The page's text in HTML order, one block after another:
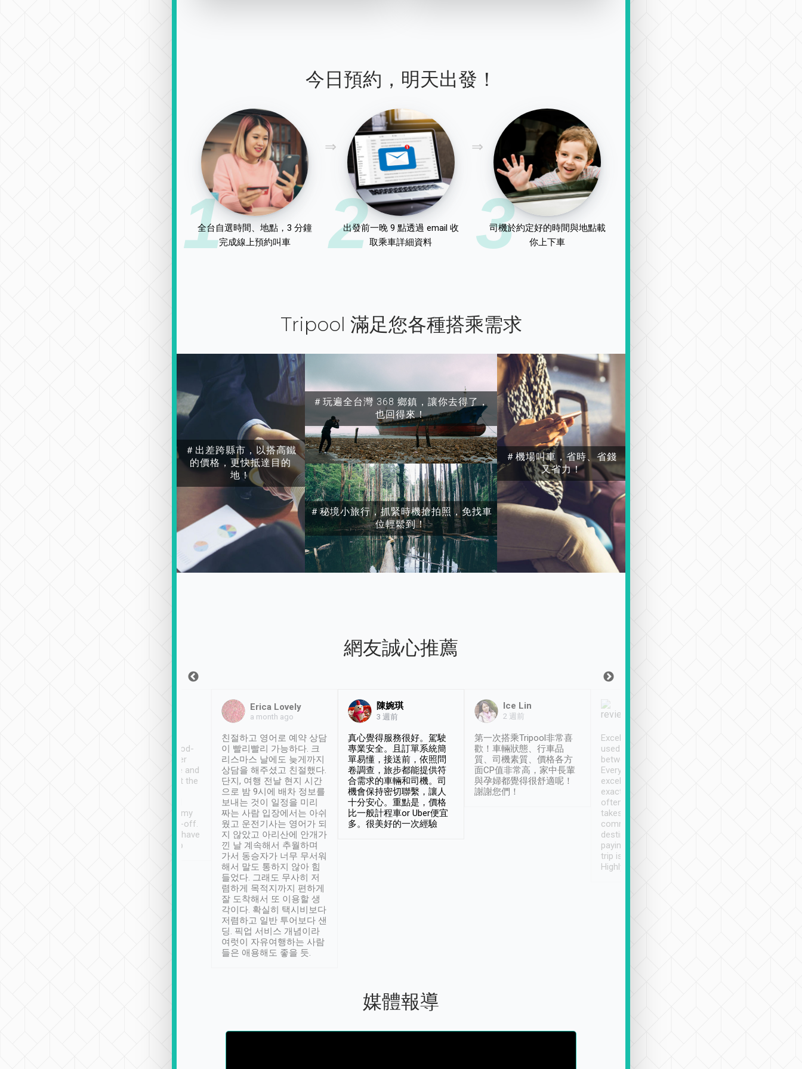
今日預約，明天出發！
1
全台自選時間、地點，3 分鐘
完成線上預約叫車
2
出發前一晚 9 點透過 email 收
取乘車詳細資料
3
司機於約定好的時間與地點載
你上下車
Tripool 滿足您各種搭乘需求
＃出差跨縣市，以搭高鐵
的價格，更快抵達目的
地！
＃玩遍全台灣 368 鄉鎮，讓你去得了，
也回得來！
＃秘境小旅行，抓緊時機搶拍照，免找車
位輕鬆到！
＃機場叫車，省時、省錢
又省力！
網友誠心推薦
service, vehicles in good-
condition and the driver
service was awesome and
thoughtful. Driver went the
have safely arrived at my
destination after drop-off.
Definitely something I have
not seen elsewhere 👍
Erica Lovely
a month ago
친절하고 영어로 예약 상담
이 빨리빨리 가능하다. 크
리스마스 날에도 늦게까지
상담을 해주셨고 친절했다.
단지, 여행 전날 현지 시간
으로 밤 9시에 배차 정보를
보내는 것이 일정을 미리
짜는 사람 입장에서는 아쉬
웠고 운전기사는 영어가 되
지 않았고 아리산에 안개가
낀 날 계속해서 추월하며
가서 동승자가 너무 무서워
해서 말도 통하지 않아 힘
들었다. 그래도 무사히 저
렴하게 목적지까지 편하게
잘 도착해서 또 이용할 생
각이다. 확실히 택시비보다
저렴하고 일반 투어보다 샌
딩. 픽업 서비스 개념이라
여럿이 자유여행하는 사람
들은 애용해도 좋을 듯.
陳婉琪
3 週前
真心覺得服務很好。駕駛
專業安全。且訂單系統簡
單易懂，接送前，依照問
卷調查，旅步都能提供符
合需求的車輛和司機。司
機會保持密切聯繫，讓人
十分安心。重點是，價格
比一般計程車or Uber便宜
多。很美好的一次經驗
Ice Lin
2 週前
第一次搭乘Tripool非常喜
歡！車輛狀態、行車品
質、司機素質、價格各方
面CP值非常高，家中長輩
與孕婦都覺得很舒適呢！
謝謝您們！
Excellent service. We have
used Tripool to travel
between cities in Taiwan.
Every driver has been
excellent and arrives
exactly on time. As there is
often limited English it
takes the difficulty out of
communicating the
destination details and
paying online prior to the
trip is very convenient.
Highly recommended
媒體報導